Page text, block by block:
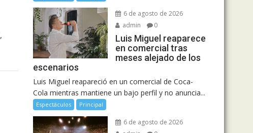
,
6 de agosto de 2026
admin
0
Luis Miguel reaparece
en comercial tras
meses alejado de los
escenarios
Luis Miguel reapareció en un comercial de Coca-
Cola mientras mantiene un bajo perfil y no anuncia...
Espectáculos Principal
6 de agosto de 2026